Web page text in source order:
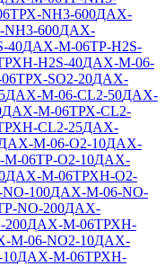
NH3-600ДАХ-
600ДАХ-
40ДАХ-М-06ТР-Н2S-
H2S-40ДАХ-М-06-
SO2-20ДАХ-
ДАХ-М-06-CL2-50ДАХ-
ДАХ-М-06ТРХ-CL2-
CL2-25ДАХ-
М-06-O2-10ДАХ-
06ТР-O2-10ДАХ-
ДАХ-М-06ТРХН-O2-
100ДАХ-М-06-NO-
NO-200ДАХ-
ДАХ-М-06ТРХН-
М-06-NO2-10ДАХ-
ДАХ-М-06ТРХН-